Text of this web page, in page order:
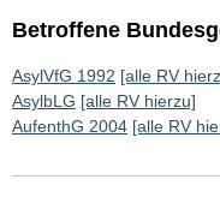
Betroffene
AsylVfG 1992 [alle RV
AsylbLG [alle RV hierzu]
AufenthG 2004 [alle RV